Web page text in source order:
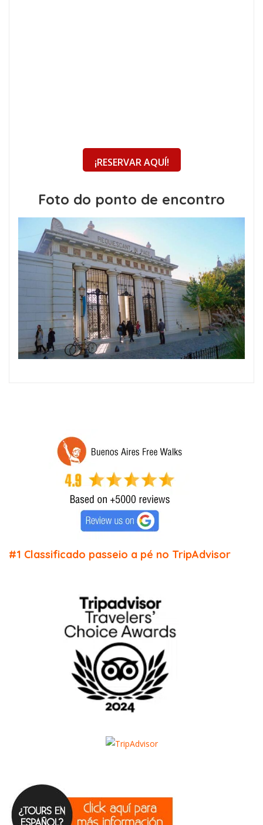
¡RESERVAR AQUÍ!
Foto do ponto de encontro
#1 Classificado passeio a pé no TripAdvisor